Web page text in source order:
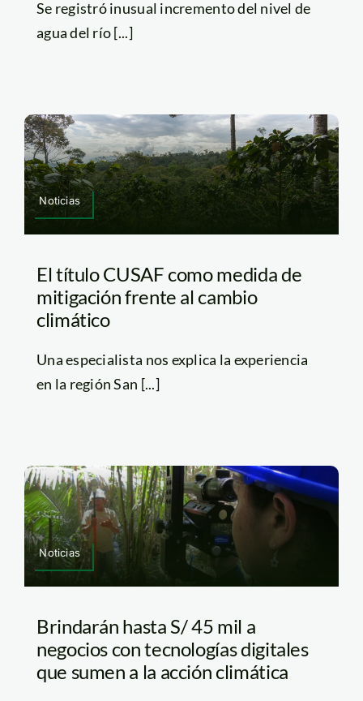
Se registró inusual incremento del nivel de
agua del río [...]
Noticias
El título CUSAF como medida de
mitigación frente al cambio
climático
Una especialista nos explica la experiencia
en la región San [...]
Noticias
Brindarán hasta S/ 45 mil a
negocios con tecnologías digitales
que sumen a la acción climática